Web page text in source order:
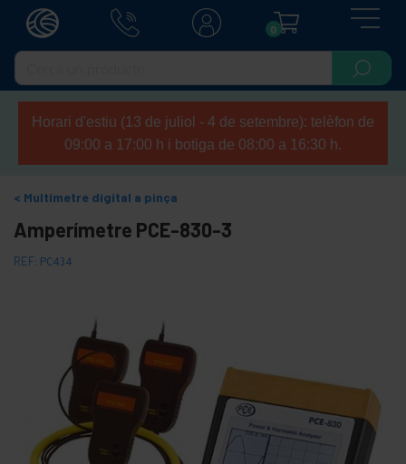
0
Horari d'estiu (13 de juliol - 4 de setembre): telèfon de
09:00 a 17:00 h i botiga de 08:00 a 16:30 h.
Multímetre digital a pinça
Amperímetre PCE-830-3
REF: PC434